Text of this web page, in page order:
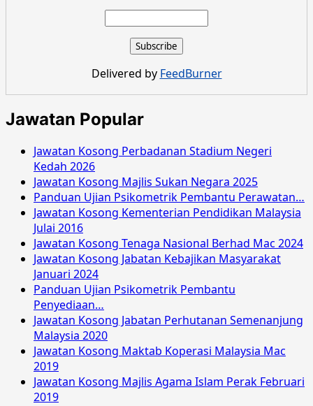
Malaysia
Mac
2018
Delivered by FeedBurner
Jawatan Popular
Jawatan Kosong Perbadanan Stadium Negeri
Kedah 2026
Jawatan Kosong Majlis Sukan Negara 2025
Panduan Ujian Psikometrik Pembantu Perawatan…
Jawatan Kosong Kementerian Pendidikan Malaysia
Julai 2016
Jawatan Kosong Tenaga Nasional Berhad Mac 2024
Jawatan Kosong Jabatan Kebajikan Masyarakat
Januari 2024
Panduan Ujian Psikometrik Pembantu
Penyediaan…
Jawatan Kosong Jabatan Perhutanan Semenanjung
Malaysia 2020
Jawatan Kosong Maktab Koperasi Malaysia Mac
2019
Jawatan Kosong Majlis Agama Islam Perak Februari
2019